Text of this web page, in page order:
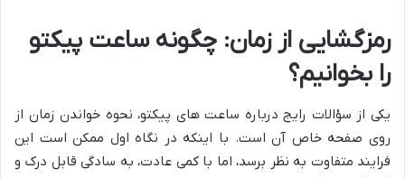
رمزگشایی از زمان: چگونه ساعت پیکتو
را بخوانیم؟
یکی از سؤالات رایج درباره ساعت های پیکتو، نحوه خواندن زمان از
روی صفحه خاص آن است. با اینکه در نگاه اول ممکن است این
فرایند متفاوت به نظر برسد، اما با کمی عادت، به سادگی قابل درک و